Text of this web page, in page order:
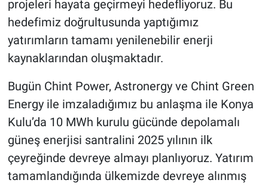
projeleri hayata geçirmeyi hedefliyoruz. Bu
hedefimiz doğrultusunda yaptığımız
yatırımların tamamı yenilenebilir enerji
kaynaklarından oluşmaktadır.
Bugün Chint Power, Astronergy ve Chint Green
Energy ile imzaladığımız bu anlaşma ile Konya
Kulu’da 10 MWh kurulu gücünde depolamalı
güneş enerjisi santralini 2025 yılının ilk
çeyreğinde devreye almayı planlıyoruz. Yatırım
tamamlandığında ülkemizde devreye alınmış